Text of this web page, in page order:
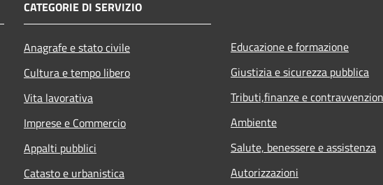
CATEGORIE DI SERVIZIO
Anagrafe e stato civile
Cultura e tempo libero
Vita lavorativa
Imprese e Commercio
Appalti pubblici
Catasto e urbanistica
Educazione e formazione
Giustizia e sicurezza pubblica
Tributi,finanze e
Ambiente
Salute, benessere e assistenza
Autorizzazioni